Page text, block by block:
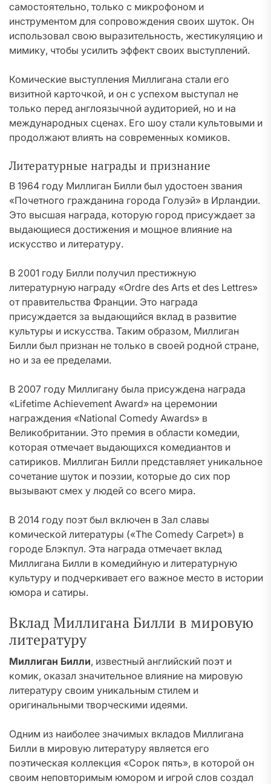
самостоятельно, только с микрофоном и
инструментом для сопровождения своих шуток. Он
использовал свою выразительность, жестикуляцию и
мимику, чтобы усилить эффект своих выступлений.
Комические выступления Миллигана стали его
визитной карточкой, и он с успехом выступал не
только перед англоязычной аудиторией, но и на
международных сценах. Его шоу стали культовыми и
продолжают влиять на современных комиков.
Литературные награды и признание
В 1964 году Миллиган Билли был удостоен звания
«Почетного гражданина города Голуэй» в Ирландии.
Это высшая награда, которую город присуждает за
выдающиеся достижения и мощное влияние на
искусство и литературу.
В 2001 году Билли получил престижную
литературную награду «Ordre des Arts et des Lettres»
от правительства Франции. Это награда
присуждается за выдающийся вклад в развитие
культуры и искусства. Таким образом, Миллиган
Билли был признан не только в своей родной стране,
но и за ее пределами.
В 2007 году Миллигану была присуждена награда
«Lifetime Achievement Award» на церемонии
награждения «National Comedy Awards» в
Великобритании. Это премия в области комедии,
которая отмечает выдающихся комедиантов и
сатириков. Миллиган Билли представляет уникальное
сочетание шуток и поэзии, которые до сих пор
вызывают смех у людей со всего мира.
В 2014 году поэт был включен в Зал славы
комической литературы («The Comedy Carpet») в
городе Блэкпул. Эта награда отмечает вклад
Миллигана Билли в комедийную и литературную
культуру и подчеркивает его важное место в истории
юмора и сатиры.
Вклад Миллигана Билли в мировую
литературу
Миллиган Билли, известный английский поэт и
комик, оказал значительное влияние на мировую
литературу своим уникальным стилем и
оригинальными творческими идеями.
Одним из наиболее значимых вкладов Миллигана
Билли в мировую литературу является его
поэтическая коллекция «Сорок пять», в которой он
своим неповторимым юмором и игрой слов создал